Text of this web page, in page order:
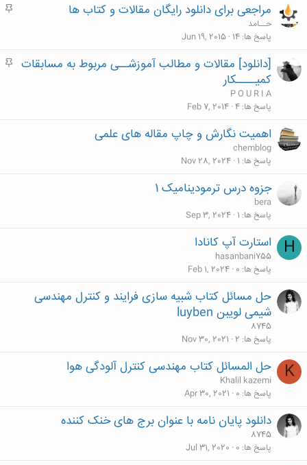
م
مراجعی برای دانلود رایگان مقالات و کتاب ها
حــامد
پاسخ ها 14
Jun 19, 2015
م
[دانلود] مقالات و مطالب آموزشــی مربوط به مسابقات
کمیــــکار
P O U R I A
پاسخ ها 4
Feb 7, 2014
اهمیت نگارش و چاپ مقاله های علمی
chemblog
پاسخ ها 1
Nov 28, 2024
جزوه درس ترمودینامیک 1
bera
پاسخ ها 1
Sep 3, 2024
H استارت آپ کانادا
hasanbani755
پاسخ ها 0
Feb 1, 2024
حل مسائل کتاب شبیه سازی فرایند و کنترل مهندسی
شیمی لویبن luyben
8745
پاسخ ها 2
Nov 30, 2021
K حل المسائل کتاب مهندسی کنترل آلودگی هوا
Khalil kazemi
پاسخ ها 0
Apr 30, 2021
دانلود پایان نامه با عنوان برج های خنک کننده
8745
پاسخ ها 0
Jul 31, 2020